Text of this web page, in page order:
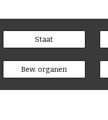
Staat
Bew. organen